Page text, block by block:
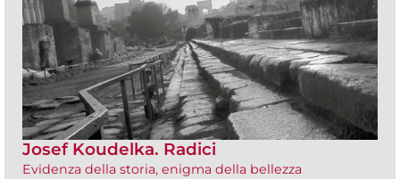
Josef Koudelka. Radici
Evidenza della storia, enigma della bellezza